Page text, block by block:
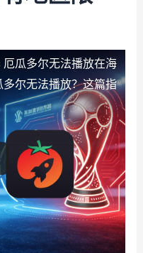
瓜多尔无法播放在海
尔无法播放？这篇指